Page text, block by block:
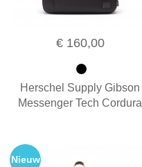
€ 160,00
Herschel Supply Gibson
Messenger Tech Cordura
Nieuw